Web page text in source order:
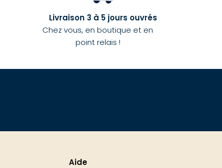
Livraison 3 à 5 jours ouvrés
Chez vous, en boutique et en
point relais !
Aide